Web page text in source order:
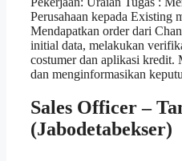
Perusahaan kepada Existing
Mendapatkan order dari
initial data, melakukan
costumer dan aplikasi kredit.
dan menginformasikan
Sales Officer –
(Jabodetabekser)